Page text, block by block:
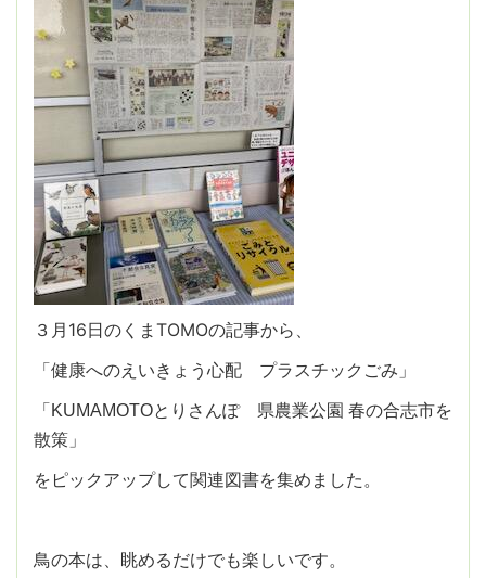
３月16日のくまTOMOの記事から、
「健康へのえいきょう心配 プラスチックごみ」
「KUMAMOTOとりさんぽ 県農業公園 春の合志市を
散策」
をピックアップして関連図書を集めました。
鳥の本は、眺めるだけでも楽しいです。